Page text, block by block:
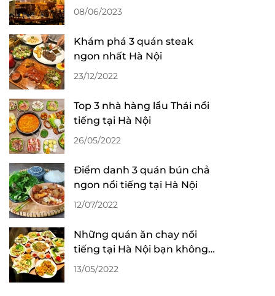
Phương Nam
08/06/2023
Khám phá 3 quán steak
ngon nhất Hà Nội
23/12/2022
Top 3 nhà hàng lẩu Thái nổi
tiếng tại Hà Nội
26/05/2022
Điểm danh 3 quán bún chả
ngon nổi tiếng tại Hà Nội
12/07/2022
Những quán ăn chay nổi
tiếng tại Hà Nội bạn không
nên bỏ lỡ
13/05/2022